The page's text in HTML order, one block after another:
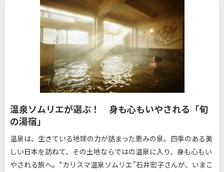
温泉ソムリエが選ぶ！ 身も心もいやされる「旬
の湯宿」
温泉は、生きている地球の力が詰まった恵みの泉。四季のある美
しい日本を訪ねて、その土地ならではの温泉に入り、身も心もい
やされる旅へ。“カリスマ温泉ソムリエ”石井宏子さんが、いまこ